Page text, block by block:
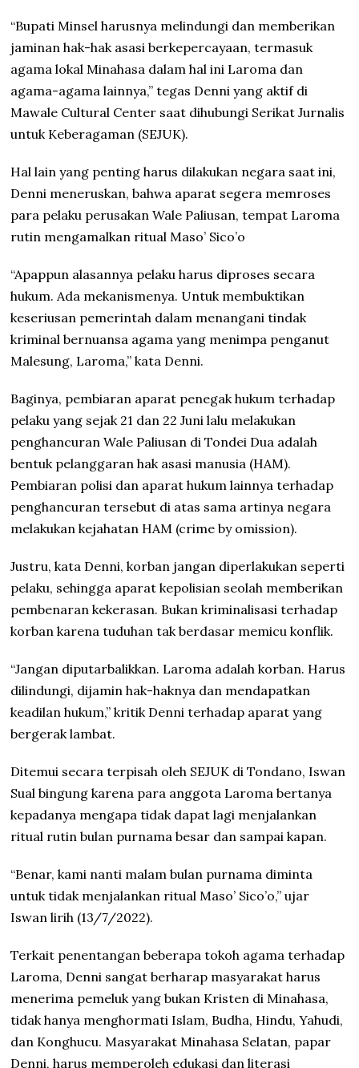
“Bupati Minsel harusnya melindungi dan memberikan
jaminan hak-hak asasi berkepercayaan, termasuk
agama lokal Minahasa dalam hal ini Laroma dan
agama-agama lainnya,” tegas Denni yang aktif di
Mawale Cultural Center saat dihubungi Serikat Jurnalis
untuk Keberagaman (SEJUK).
Hal lain yang penting harus dilakukan negara saat ini,
Denni meneruskan, bahwa aparat segera memroses
para pelaku perusakan Wale Paliusan, tempat Laroma
rutin mengamalkan ritual Maso’ Sico’o
“Apappun alasannya pelaku harus diproses secara
hukum. Ada mekanismenya. Untuk membuktikan
keseriusan pemerintah dalam menangani tindak
kriminal bernuansa agama yang menimpa penganut
Malesung, Laroma,” kata Denni.
Baginya, pembiaran aparat penegak hukum terhadap
pelaku yang sejak 21 dan 22 Juni lalu melakukan
penghancuran Wale Paliusan di Tondei Dua adalah
bentuk pelanggaran hak asasi manusia (HAM).
Pembiaran polisi dan aparat hukum lainnya terhadap
penghancuran tersebut di atas sama artinya negara
melakukan kejahatan HAM (crime by omission).
Justru, kata Denni, korban jangan diperlakukan seperti
pelaku, sehingga aparat kepolisian seolah memberikan
pembenaran kekerasan. Bukan kriminalisasi terhadap
korban karena tuduhan tak berdasar memicu konflik.
“Jangan diputarbalikkan. Laroma adalah korban. Harus
dilindungi, dijamin hak-haknya dan mendapatkan
keadilan hukum,” kritik Denni terhadap aparat yang
bergerak lambat.
Ditemui secara terpisah oleh SEJUK di Tondano, Iswan
Sual bingung karena para anggota Laroma bertanya
kepadanya mengapa tidak dapat lagi menjalankan
ritual rutin bulan purnama besar dan sampai kapan.
“Benar, kami nanti malam bulan purnama diminta
untuk tidak menjalankan ritual Maso’ Sico’o,” ujar
Iswan lirih (13/7/2022).
Terkait penentangan beberapa tokoh agama terhadap
Laroma, Denni sangat berharap masyarakat harus
menerima pemeluk yang bukan Kristen di Minahasa,
tidak hanya menghormati Islam, Budha, Hindu, Yahudi,
dan Konghucu. Masyarakat Minahasa Selatan, papar
Denni, harus memperoleh edukasi dan literasi